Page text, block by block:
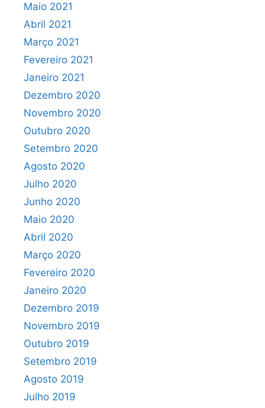
Maio 2021
Abril 2021
Março 2021
Fevereiro 2021
Janeiro 2021
Dezembro 2020
Novembro 2020
Outubro 2020
Setembro 2020
Agosto 2020
Julho 2020
Junho 2020
Maio 2020
Abril 2020
Março 2020
Fevereiro 2020
Janeiro 2020
Dezembro 2019
Novembro 2019
Outubro 2019
Setembro 2019
Agosto 2019
Julho 2019